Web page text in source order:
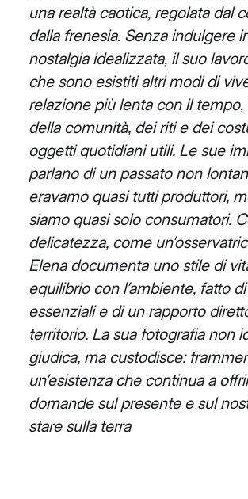
una realtà caotica, regolata dal
dalla frenesia. Senza indulgere
nostalgia idealizzata, il suo
che sono esistiti altri modi di
relazione più lenta con il tempo,
della comunità, dei riti e dei
oggetti quotidiani utili. Le sue
parlano di un passato non
eravamo quasi tutti produttori,
siamo quasi solo consumatori.
delicatezza, come
Elena documenta uno stile di
equilibrio con l’ambiente, fatto
essenziali e di un rapporto
territorio. La sua fotografia non
giudica, ma custodisce:
un’esistenza che continua a
domande sul presente e sul
stare sulla terra